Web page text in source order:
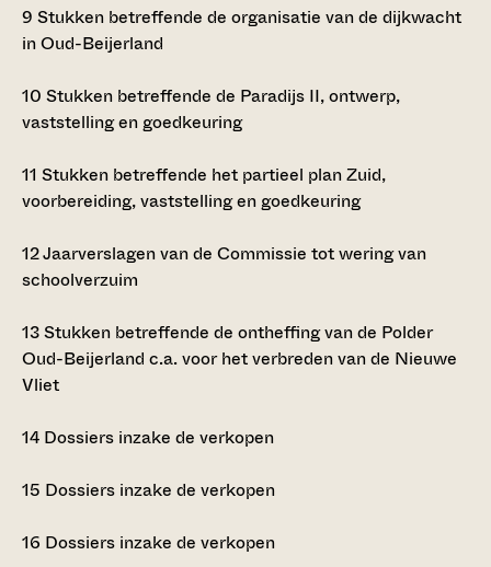
9 Stukken betreffende de organisatie van de dijkwacht
in Oud-Beijerland
10 Stukken betreffende de Paradijs II, ontwerp,
vaststelling en goedkeuring
11 Stukken betreffende het partieel plan Zuid,
voorbereiding, vaststelling en goedkeuring
12Jaarverslagen van de Commissie tot wering van
schoolverzuim
13Stukken betreffende de ontheffing van de Polder
Oud-Beijerland c.a. voor het verbreden van de Nieuwe
Vliet
14 Dossiers inzake de verkopen
15 Dossiers inzake de verkopen
16 Dossiers inzake de verkopen